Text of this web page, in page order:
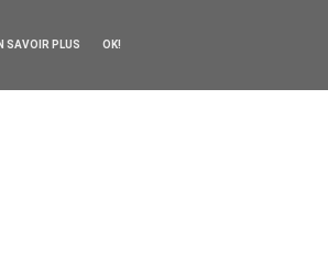
SAVOIR PLUS OK!